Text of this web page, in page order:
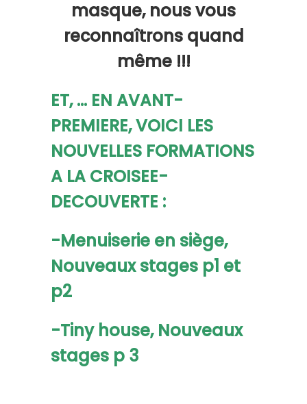
masque, nous vous
reconnaîtrons quand
même !!!
ET, … EN AVANT-
PREMIERE, VOICI LES
NOUVELLES FORMATIONS
A LA CROISEE-
DECOUVERTE :
-Menuiserie en siège,
Nouveaux stages p1 et
p2
-Tiny house, Nouveaux
stages p 3